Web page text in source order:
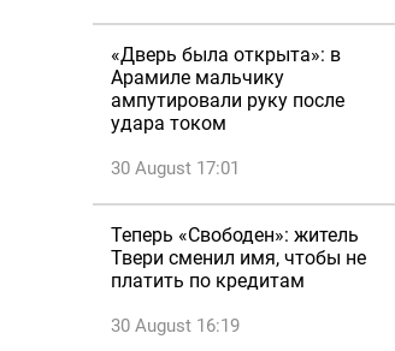
«Дверь была открыта»: в
Арамиле мальчику
ампутировали руку после
удара током
30 August 17:01
Теперь «Свободен»: житель
Твери сменил имя, чтобы не
платить по кредитам
30 August 16:19